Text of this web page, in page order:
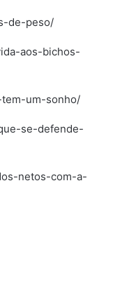
de-peso/
aos-bichos-
um-sonho/
se-defende-
netos-com-a-